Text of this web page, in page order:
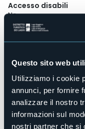
Questo sito web
Utilizziamo i cookie
annunci, per fornire
analizzare il nostro
informazioni sul
nostri partner che si
Accesso disabili
No
Centro benessere
No
Piscina
Animali ammessi
Sì
Camere